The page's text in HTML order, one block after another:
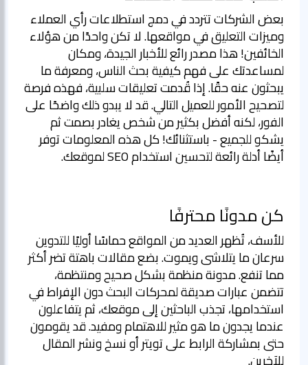
بعض الشركات تتردد في دمج استطلاعات رأي العملاء
وميزات التعليق في مواقعها. لا تكن واحدًا من هؤلاء
الخائفين! هذا مصدر رائع للأخبار الجيدة، ومكان
لمساعدتك على فهم كيفية بحث الناس، ومعرفة ما
يبحثون عنه حقًا. إذا قُدمت تعليقات سلبية، فهذه فرصة
لتصحيح الأمور للعميل التالي. قد لا يبدو ذلك واضحًا على
الفور، لكنه أفضل بكثير من شخص يغادر بصمت ثم
يشكو للجميع - باستثنائك! كل هذه المعلومات توفر
أيضًا أدلة رائعة لتحسين استخدام SEO لموقعك.
كن مدونًا محترفًا
للأسف، تُظهر العديد من المواقع حماسًا أوليًا للتدوين
سرعان ما يتلاشى ويموت. بضع مقالات باهتة تضر أكثر
مما تنفع. مدونة منظمة بشكل صحيح ومنتظمة،
تتضمن عبارات صديقة لمحركات البحث دون الإفراط في
استخدامها، تجذب الباحثين إلى موقعك، ثم يتفاعلون
عندما يجدون ما هو مثير للاهتمام ومفيد. قد يقومون
حتى بمشاركة الرابط على تويتر أو نسخ ونشر المقال
للآخرين.